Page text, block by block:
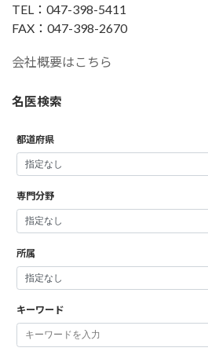
TEL：047-398-5411
FAX：047-398-2670
会社概要はこちら
名医検索
都道府県
専門分野
所属
キーワード